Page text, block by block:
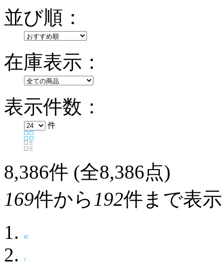
並び順：
在庫表示：
表示件数：
件
8,386件 (全8,386点)
169件から 192件まで表示